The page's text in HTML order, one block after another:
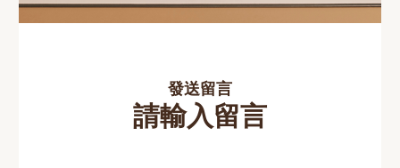
發送留言
請輸入留言